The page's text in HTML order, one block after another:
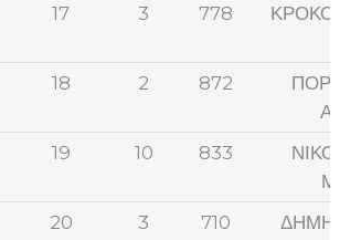
17 3 778
18 2 872
19 10 833
20 3 710